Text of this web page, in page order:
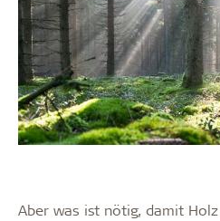
Aber was ist nötig, damit